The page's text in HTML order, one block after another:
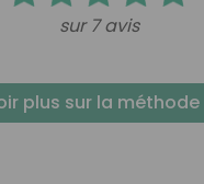
sur 7 avis
plus sur la méthode